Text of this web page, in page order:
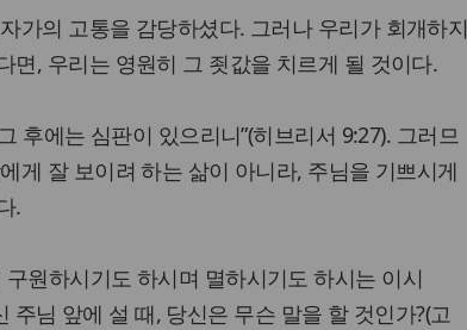
가의 고통을 감당하셨다. 그러나 우리가 회개하지
면, 우리는 영원히 그 죗값을 치르게 될 것이다.
후에는 심판이 있으리니”(히브리서 9:27). 그러므
게 잘 보이려 하는 삶이 아니라, 주님을 기쁘시게
.
원하시기도 하시며 멸하시기도 하시는 이시
주님 앞에 설 때, 당신은 무슨 말을 할 것인가?(고